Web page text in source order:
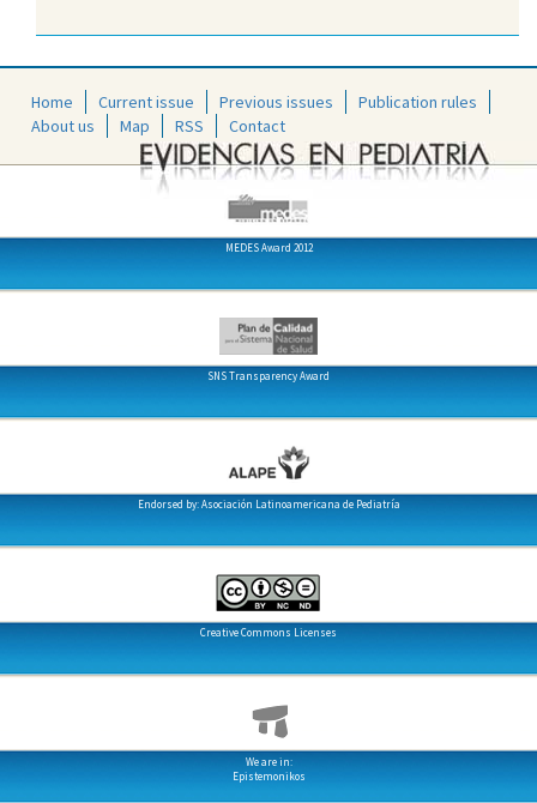
Home Current issue Previous issues
Publication rules
About us
Map RSS Contact
MEDES Award 2012
SNS Transparency Award
Endorsed by: Asociación Latinoamericana de Pediatría
Creative Commons Licenses
We are in:
Epistemonikos